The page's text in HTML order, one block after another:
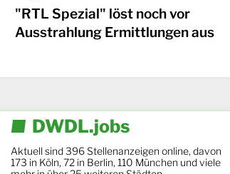
"RTL Spezial" löst noch vor
Ausstrahlung Ermittlungen aus
DWDL.jobs
Aktuell sind 396 Stellenanzeigen online, davon
173 in Köln, 72 in Berlin, 110 München und viele